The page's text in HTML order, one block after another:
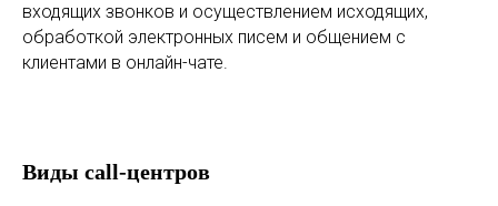
входящих звонков и осуществлением исходящих,
обработкой электронных писем и общением с
клиентами в онлайн-чате.
Виды call-центров